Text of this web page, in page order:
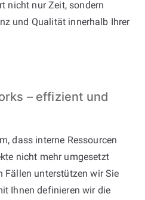
nicht nur Zeit, sondern
und Qualität innerhalb Ihrer
– effizient und
dass interne Ressourcen
nicht mehr umgesetzt
Fällen unterstützen wir Sie
Ihnen definieren wir die